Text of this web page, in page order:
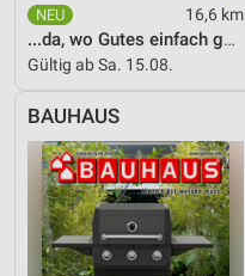
16,6 km
...da, wo Gutes einfach günstiger ist!
Gültig ab Sa. 15.08.
BAUHAUS